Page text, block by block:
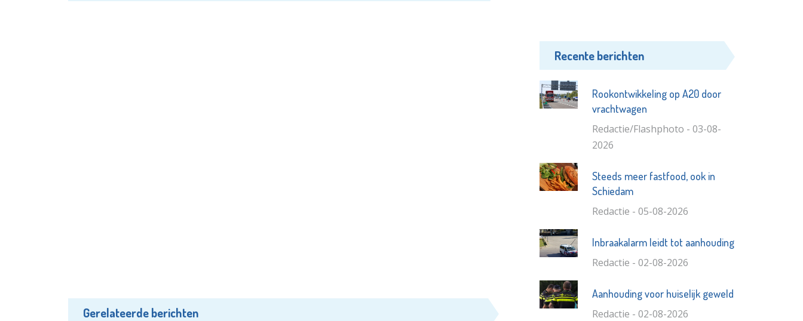
Gerelateerde berichten
Recente berichten
Rookontwikkeling op A20 door
vrachtwagen
Redactie/Flashphoto - 03-08-
2026
Steeds meer fastfood, ook in
Schiedam
Redactie - 05-08-2026
Inbraakalarm leidt tot aanhouding
Redactie - 02-08-2026
Aanhouding voor huiselijk geweld
Redactie - 02-08-2026